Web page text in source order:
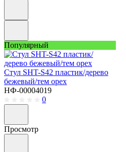
Популярный
Стул SHT-S42 пластик/дерево
бежевый/тем орех
НФ-00004019
0
Просмотр